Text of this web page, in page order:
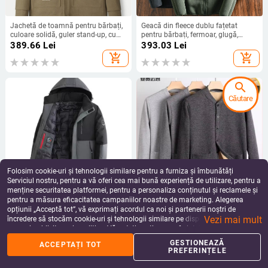
Jachetă de toamnă pentru bărbați,
culoare solidă, guler stand-up, cu
lână de oaie, model J4W169
389.66 Lei
add_shopping_cart
Geacă din fleece dublu fațetat
pentru bărbați, fermoar, glugă,
culoare solidă, căldură de iarnă
393.03 Lei
add_shopping_cart
Geacă de iarnă pentru bărbați cu
glugă, izolație groasă, închidere cu
fermoar, guler înalt, buzunare
laterale
472.08Lei
add_shopping_cart
Cardigan-jachetă căptușită cu
fleece pentru bărbați de vârstă
mijlocie și în vârstă; palton gros de
iarnă cu căptușeală Sherpa; guler
înalt; mâneci lungi; tiv drept;
buzunare multiple; potrivit pentru
haine de casă.
209.39Lei
add_shopping_cart
Folosim cookie-uri și tehnologii similare pentru a furniza și îmbunătăți
Serviciul nostru, pentru a vă oferi cea mai bună experiență de utilizare, pentru a
menține securitatea platformei, pentru a personaliza conținutul și reclamele și
pentru a măsura eficacitatea campaniilor noastre de marketing. Alegerea
opțiunii „Acceptă tot”, vă exprimați acordul ca noi și partenerii noștri de
încredere să stocăm cookie-uri și tehnologii similare pe dispozitivul dvs. în
scopuri publicitare și analitice. Vă puteți gestiona preferințele în orice moment
făcând clic pe „Gestionează preferințele”. Pentru mai multe informații, vă
rugăm să consultațiPolitica noastră de confidențialitate.
Vezi mai mult
ACCEPTAȚI TOT
GESTIONEAZĂ
PREFERINȚELE
search
Căutare